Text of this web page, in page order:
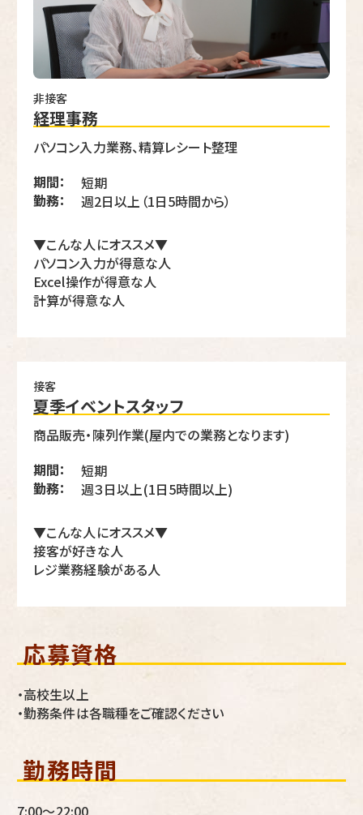
非接客
経理事務
パソコン入力業務、精算レシート整理
期間：
勤務：
短期
週2日以上（1日5時間から）
▼こんな人にオススメ▼
パソコン入力が得意な人
Excel操作が得意な人
計算が得意な人
接客
夏季イベントスタッフ
商品販売・陳列作業(屋内での業務となります)
期間：
勤務：
短期
週３日以上(1日5時間以上)
▼こんな人にオススメ▼
接客が好きな人
レジ業務経験がある人
応募資格
・高校生以上
・勤務条件は各職種をご確認ください
勤務時間